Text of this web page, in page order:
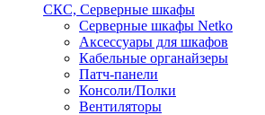
СКС, Серверные шкафы
Серверные шкафы Netko
Аксессуары для шкафов
Кабельные органайзеры
Патч-панели
Консоли/Полки
Вентиляторы